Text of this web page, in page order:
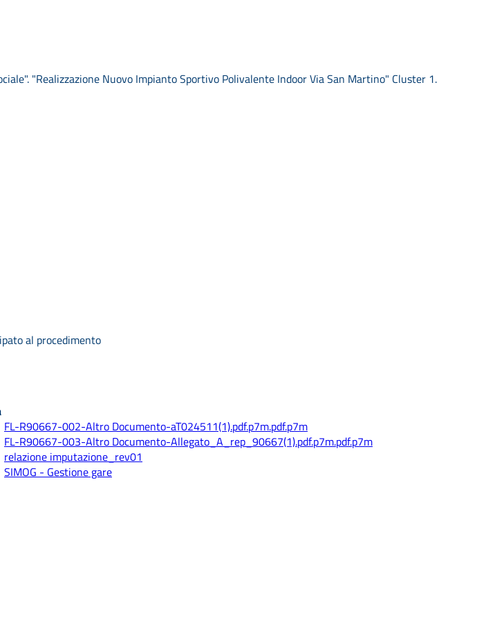
"Realizzazione Nuovo Impianto Sportivo Polivalente Indoor Via San Martino" Cluster 1.
al procedimento
FL-R90667-002-Altro Documento-aT024511(1).pdf.p7m.pdf.p7m
FL-R90667-003-Altro Documento-Allegato_A_rep_90667(1).pdf.p7m.pdf.p7m
relazione imputazione_rev01
SIMOG - Gestione gare